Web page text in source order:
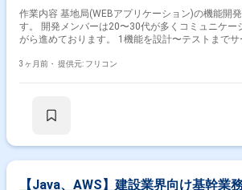
作業内容 基地局(WEBアプリケーション)の機能開
す。 開発メンバーは20〜30代が多くコミュニケー
がら進めております。 1機能を設計〜テストまでサ
3ヶ月前・ 提供元: フリコン
【Java、AWS】建設業界向け基幹業